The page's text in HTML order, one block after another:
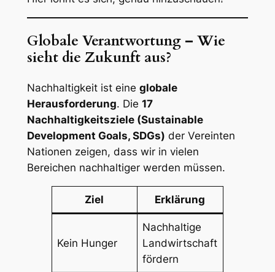
Globale Verantwortung – Wie
sieht die Zukunft aus?
Nachhaltigkeit ist eine globale
Herausforderung. Die 17
Nachhaltigkeitsziele (Sustainable
Development Goals, SDGs) der Vereinten
Nationen zeigen, dass wir in vielen
Bereichen nachhaltiger werden müssen.
Ziel Erklärung
Kein Hunger
Nachhaltige
Landwirtschaft
fördern